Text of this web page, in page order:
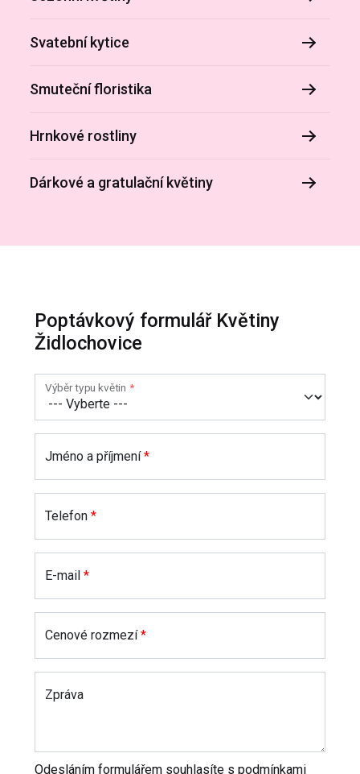
Svatební kytice
Smuteční floristika
Hrnkové rostliny
Dárkové a gratulační květiny
Poptávkový formulář Květiny
Židlochovice
Výběr typu květin *
Jméno a příjmení*
E-mail *
Telefon *
Cenové rozmezí*
Zpráva
Odesláním formulářem souhlasíte s podmínkami